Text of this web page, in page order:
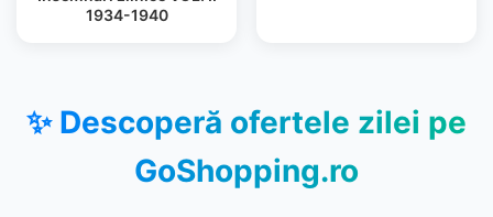
1934-1940
✨ Descoperă ofertele zilei pe
GoShopping.ro